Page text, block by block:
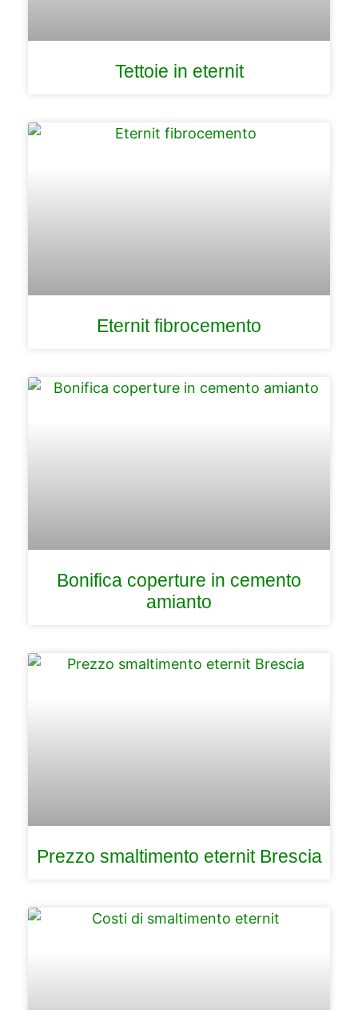
Tettoie in eternit
Eternit fibrocemento
Bonifica coperture in cemento
amianto
Prezzo smaltimento eternit Brescia